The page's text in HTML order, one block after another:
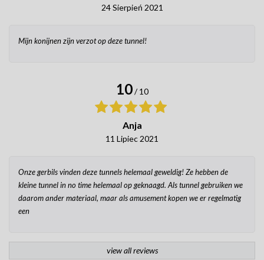
24 Sierpień 2021
Mijn konijnen zijn verzot op deze tunnel!
10 / 10
Anja
11 Lipiec 2021
Onze gerbils vinden deze tunnels helemaal geweldig! Ze hebben de
kleine tunnel in no time helemaal op geknaagd. Als tunnel gebruiken we
daarom ander materiaal, maar als amusement kopen we er regelmatig
een
view all reviews